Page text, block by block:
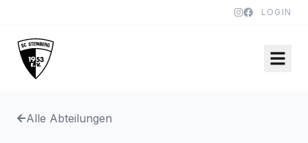
LOGIN
Alle Abteilungen